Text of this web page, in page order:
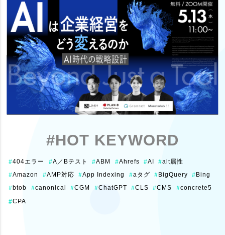
#HOT KEYWORD
#404エラー #A／Bテスト #ABM #Ahrefs #AI #alt属性
#Amazon #AMP対応 #App Indexing #aタグ # BigQuery # Bing
#btob #canonical #CGM #ChatGPT #CLS #CMS #concrete5
#CPA